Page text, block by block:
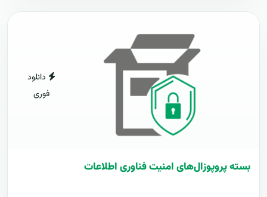
دانلود
فوری
بسته پروپوزال‌های امنیت فناوری اطلاعات